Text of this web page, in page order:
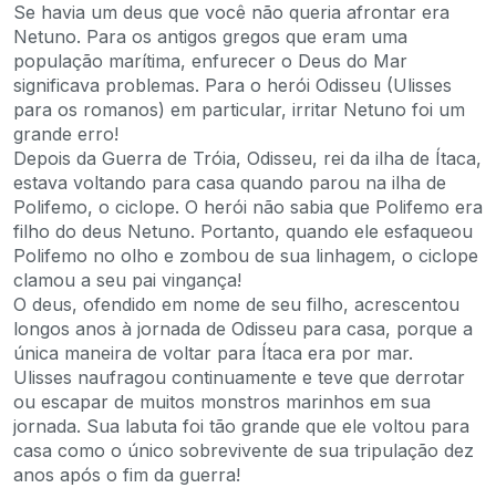
Se havia um deus que você não queria afrontar era
Netuno. Para os antigos gregos que eram uma
população marítima, enfurecer o Deus do Mar
significava problemas. Para o herói Odisseu (Ulisses
para os romanos) em particular, irritar Netuno foi um
grande erro!
Depois da Guerra de Tróia, Odisseu, rei da ilha de Ítaca,
estava voltando para casa quando parou na ilha de
Polifemo, o ciclope. O herói não sabia que Polifemo era
filho do deus Netuno. Portanto, quando ele esfaqueou
Polifemo no olho e zombou de sua linhagem, o ciclope
clamou a seu pai vingança!
O deus, ofendido em nome de seu filho, acrescentou
longos anos à jornada de Odisseu para casa, porque a
única maneira de voltar para Ítaca era por mar.
Ulisses naufragou continuamente e teve que derrotar
ou escapar de muitos monstros marinhos em sua
jornada. Sua labuta foi tão grande que ele voltou para
casa como o único sobrevivente de sua tripulação dez
anos após o fim da guerra!